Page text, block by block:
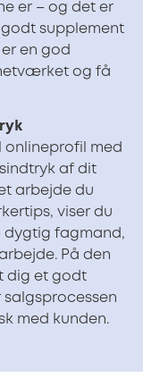
er – og det er
godt supplement
en god
og få
onlineprofil med
af dit
arbejde du
viser du
dygtig fagmand,
På den
dig et godt
med kunden.